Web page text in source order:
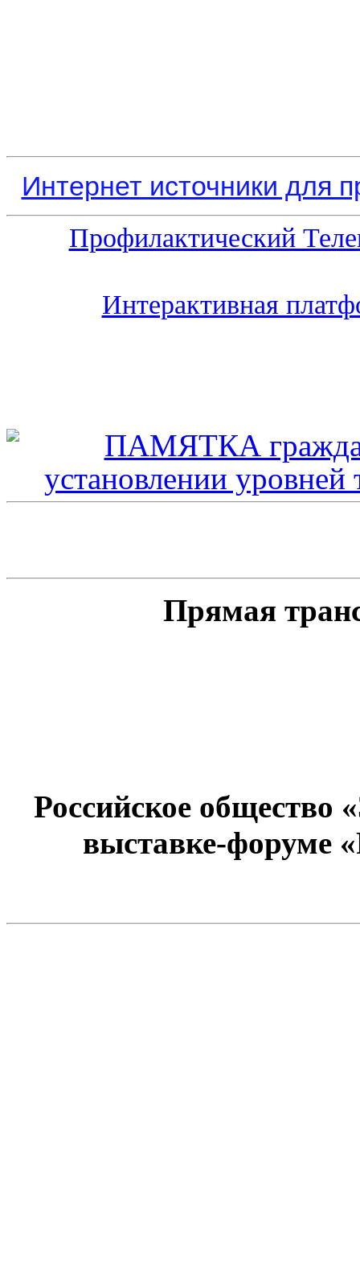
Интернет источники для
Профилактический
Интерактивная
Прямая
Российское общество
выставке-форуме